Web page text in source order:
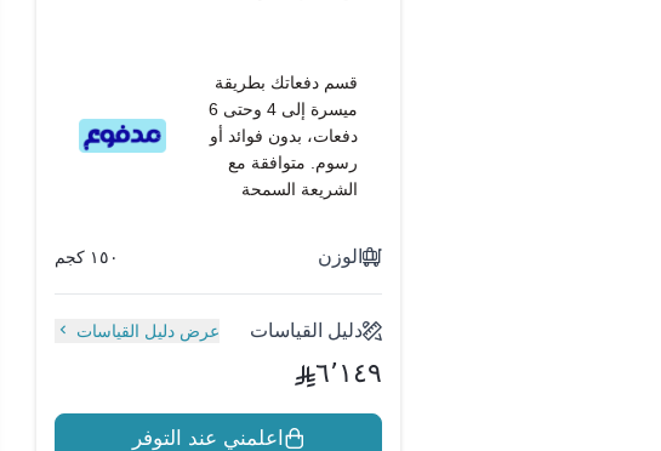
قسم دفعاتك بطريقة
ميسرة إلى 4 وحتى 6
دفعات، بدون فوائد أو
رسوم. متوافقة مع
الشريعة السمحة
الوزن ١٥٠ كجم
دليل القياسات عرض دليل القياسات
٦٬١٤٩
اعلمني عند التوفر